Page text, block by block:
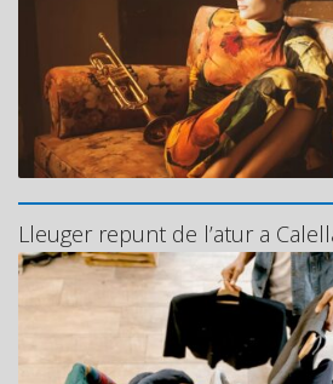
Lleuger repunt de l’atur a